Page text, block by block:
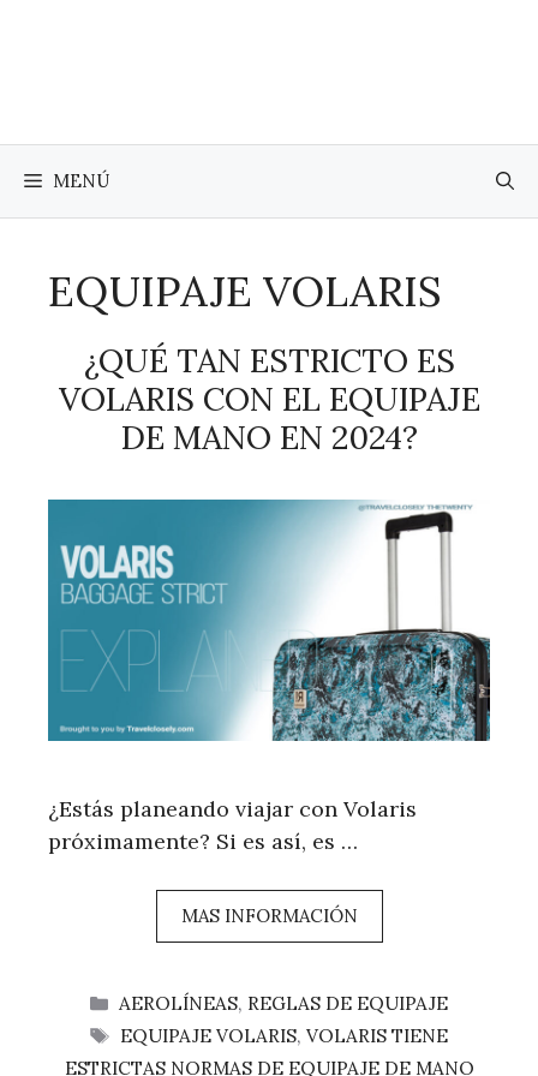
MENÚ
EQUIPAJE VOLARIS
¿QUÉ TAN ESTRICTO ES
VOLARIS CON EL EQUIPAJE
DE MANO EN 2024?
¿Estás planeando viajar con Volaris
próximamente? Si es así, es …
MAS INFORMACIÓN
CATEGORÍAS
AEROLÍNEAS, REGLAS DE EQUIPAJE
ETIQUETAS
EQUIPAJE VOLARIS, VOLARIS TIENE
ESTRICTAS NORMAS DE EQUIPAJE DE MANO